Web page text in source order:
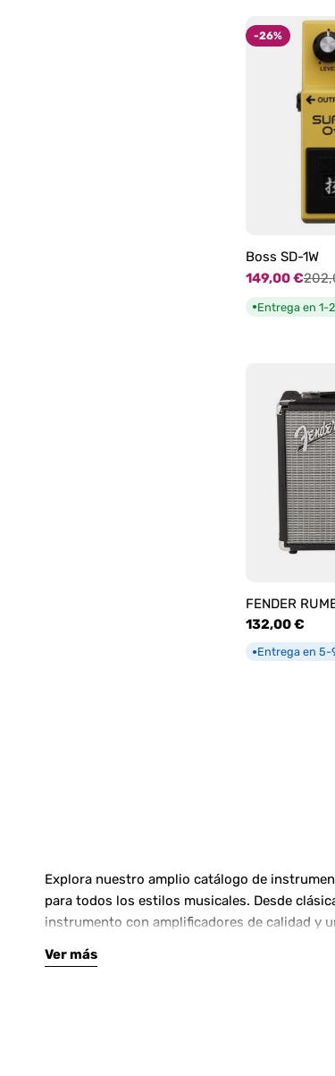
-26%
Boss SD-1W
Precio
de
oferta
149,00 €
Precio
habitual
●Entrega en 1-
FENDER
Precio
habitual
132,00 €
●Entrega en 5-
Explora nuestro amplio catálogo de
para todos los estilos musicales. Desde
instrumento con amplificadores de calidad y
Ver más